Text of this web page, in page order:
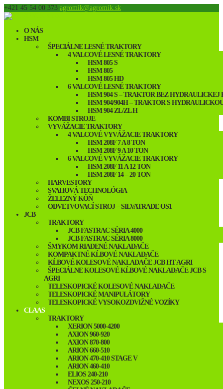
+421 45 54 00 373 agromik@agromik.sk
O NÁS
HSM
ŠPECIÁLNE LESNÉ TRAKTORY
4 VALCOVÉ LESNÉ TRAKTORY
HSM 805 S
HSM 805
HSM 805 HD
6 VALCOVÉ LESNÉ TRAKTORY
HSM 904 S – TRAKTOR BEZ HYDRAULICKEJ
HSM 904/904H – TRAKTOR S
HSM 904 ZL/ZL H
KOMBI STROJE
VYVÁŽACIE TRAKTORY
4 VALCOVÉ VYVÁŽACIE TRAKTORY
HSM 208F 7 A 8 TON
HSM 208F 9 A 10 TON
6 VALCOVÉ VYVÁŽACIE TRAKTORY
HSM 208F 11 A 12 TON
HSM 208F 14 – 20 TON
HARVESTORY
SVAHOVÁ TECHNOLÓGIA
ŽELEZNÝ KÔŇ
ODVETVOVACÍ STROJ – SILVATRADE OS1
JCB
TRAKTORY
JCB FASTRAC SÉRIA 4000
JCB FASTRAC SÉRIA 8000
ŠMYKOM RIADENÉ NAKLADAČE
KOMPAKTNÉ KĹBOVÉ NAKLADAČE
KĹBOVÉ KOLESOVÉ NAKLADAČE JCB HT AGRI
ŠPECIÁLNE KOLESOVÉ KĹBOVÉ NAKLADAČE JCB S
AGRI
TELESKOPICKÉ KOLESOVÉ NAKLADAČE
TELESKOPICKÉ MANIPULÁTORY
TELESKOPICKÉ VYSOKOZDVIŽNÉ VOZÍKY
CLAAS
TRAKTORY
XERION 5000-4200
AXION 960-920
AXION 870-800
ARION 660-510
ARION 470-410 STAGE V
ARION 460-410
ELIOS 240-210
NEXOS 250-210